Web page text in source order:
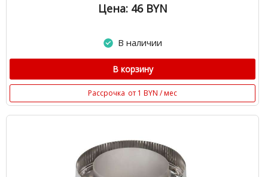
Цена: 46 BYN
В наличии
В корзину
Рассрочка от 1 BYN / мес